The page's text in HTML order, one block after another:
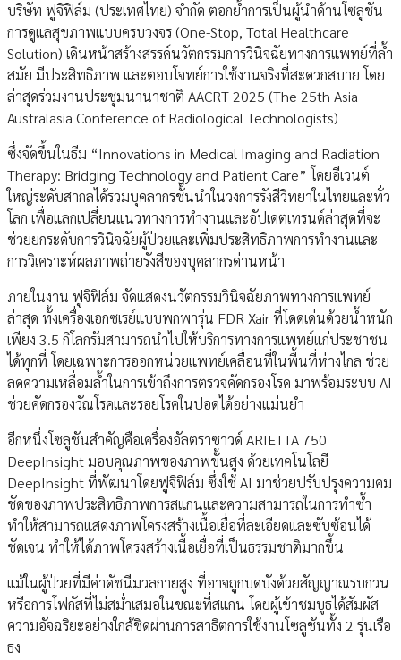
บริษัท ฟูจิฟิล์ม (ประเทศไทย) จำกัด ตอกย้ำการเป็นผู้นำด้านโซลูชัน
การดูแลสุขภาพแบบครบวงจร (One-Stop, Total Healthcare
Solution) เดินหน้าสร้างสรรค์นวัตกรรมการวินิจฉัยทางการแพทย์ที่ล้ำ
สมัย มีประสิทธิภาพ และตอบโจทย์การใช้งานจริงที่สะดวกสบาย โดย
ล่าสุดร่วมงานประชุมนานาชาติ AACRT 2025 (The 25th Asia
Australasia Conference of Radiological Technologists)
ซึ่งจัดขึ้นในธีม “Innovations in Medical Imaging and Radiation
Therapy: Bridging Technology and Patient Care” โดยอีเวนต์
ใหญ่ระดับสากลได้รวมบุคลากรชั้นนำในวงการรังสีวิทยาในไทยและทั่ว
โลก เพื่อแลกเปลี่ยนแนวทางการทำงานและอัปเดตเทรนด์ล่าสุดที่จะ
ช่วยยกระดับการวินิจฉัยผู้ป่วยและเพิ่มประสิทธิภาพการทำงานและ
การวิเคราะห์ผลภาพถ่ายรังสีของบุคลากรด่านหน้า
ภายในงาน ฟูจิฟิล์ม จัดแสดงนวัตกรรมวินิจฉัยภาพทางการแพทย์
ล่าสุด ทั้งเครื่องเอกซเรย์แบบพกพารุ่น FDR Xair ที่โดดเด่นด้วยน้ำหนัก
เพียง 3.5 กิโลกรัมสามารถนำไปให้บริการทางการแพทย์แก่ประชาชน
ได้ทุกที่ โดยเฉพาะการออกหน่วยแพทย์เคลื่อนที่ในพื้นที่ห่างไกล ช่วย
ลดความเหลื่อมล้ำในการเข้าถึงการตรวจคัดกรองโรค มาพร้อมระบบ AI
ช่วยคัดกรองวัณโรคและรอยโรคในปอดได้อย่างแม่นยำ
อีกหนึ่งโซลูชันสำคัญคือเครื่องอัลตราซาวด์ ARIETTA 750
DeepInsight มอบคุณภาพของภาพขั้นสูง ด้วยเทคโนโลยี
DeepInsight ที่พัฒนาโดยฟูจิฟิล์ม ซึ่งใช้ AI มาช่วยปรับปรุงความคม
ชัดของภาพประสิทธิภาพการสแกนและความสามารถในการทำซ้ำ
ทำให้สามารถแสดงภาพโครงสร้างเนื้อเยื่อที่ละเอียดและซับซ้อนได้
ชัดเจน ทำให้ได้ภาพโครงสร้างเนื้อเยื่อที่เป็นธรรมชาติมากขึ้น
แม้ในผู้ป่วยที่มีค่าดัชนีมวลกายสูง ที่อาจถูกบดบังด้วยสัญญาณรบกวน
หรือการโฟกัสที่ไม่สม่ำเสมอในขณะที่สแกน โดยผู้เข้าชมบูธได้สัมผัส
ความอัจฉริยะอย่างใกล้ชิดผ่านการสาธิตการใช้งานโซลูชันทั้ง 2 รุ่นเรือ
ธง